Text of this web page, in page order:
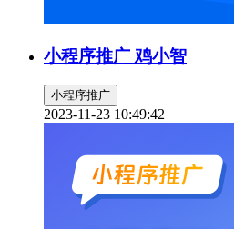
小程序推广 鸡小智
小程序推广
2023-11-23 10:49:42